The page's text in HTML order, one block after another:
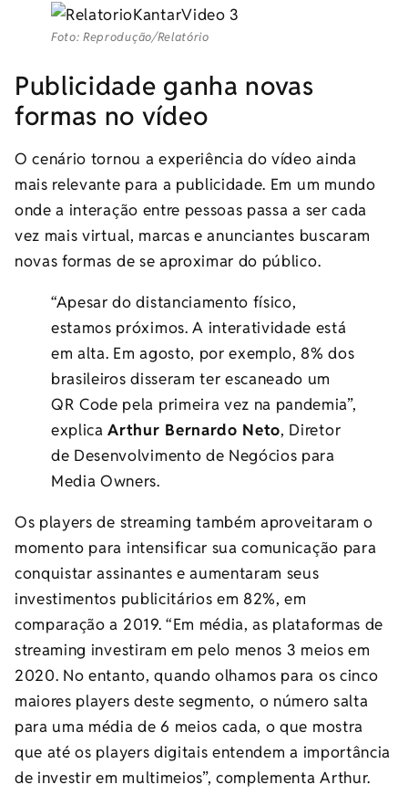
Foto: Reprodução/Relatório
Publicidade ganha novas
formas no vídeo
O cenário tornou a experiência do vídeo ainda
mais relevante para a publicidade. Em um mundo
onde a interação entre pessoas passa a ser cada
vez mais virtual, marcas e anunciantes buscaram
novas formas de se aproximar do público.
“Apesar do distanciamento físico,
estamos próximos. A interatividade está
em alta. Em agosto, por exemplo, 8% dos
brasileiros disseram ter escaneado um
QR Code pela primeira vez na pandemia”,
explicaArthur Bernardo Neto, Diretor
de Desenvolvimento de Negócios para
Media Owners.
Os players de streaming também aproveitaram o
momento para intensificar sua comunicação para
conquistar assinantes e aumentaram seus
investimentos publicitários em 82%, em
comparação a 2019. “Em média, as plataformas de
streaming investiram em pelo menos 3 meios em
2020. No entanto, quando olhamos para os cinco
maiores players deste segmento, o número salta
para uma média de 6 meios cada, o que mostra
que até os players digitais entendem a importância
de investir em multimeios”, complementa Arthur.